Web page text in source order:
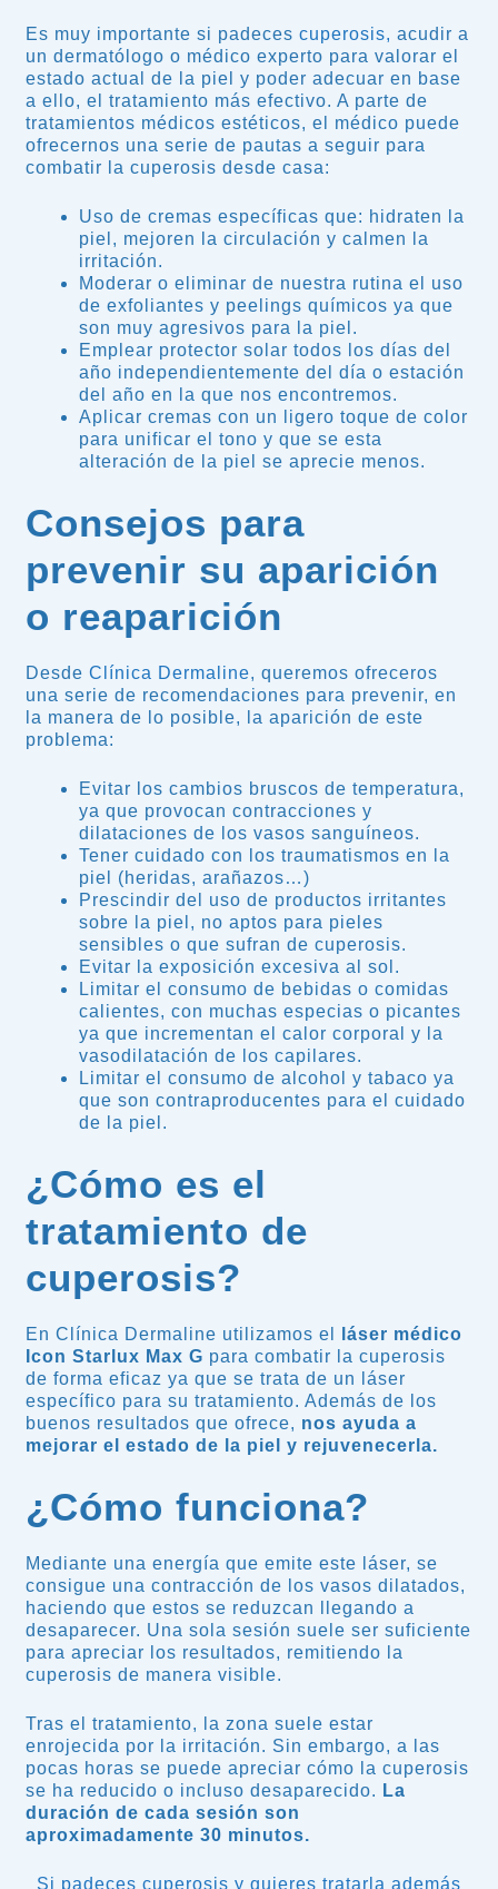
Es muy importante si padecescuperosis, acudir a
un dermatólogo o médico experto para valorar el
estado actual de la piel y poder adecuar en base
a ello, el tratamiento más efectivo. A parte de
tratamientos médicos estéticos, el médico puede
ofrecernos una serie de pautas a seguir para
combatir la cuperosis desde casa:
Uso de cremas específicas que: hidraten la
piel, mejoren la circulación y calmen la
irritación.
Moderar o eliminar de nuestra rutina el uso
de exfoliantes y peelings químicos ya que
son muy agresivos para la piel.
Emplear protector solar todos los días del
año independientemente del día o estación
del año en la que nos encontremos.
Aplicar cremas con un ligero toque de color
para unificar el tono y que se esta
alteración de la piel se aprecie menos.
Consejos para
prevenir su aparición
o reaparición
DesdeClínica Dermaline, queremos ofreceros
una serie de recomendaciones para prevenir, en
la manera de lo posible, la aparición de este
problema:
Evitar los cambios bruscos de temperatura,
ya que provocan contracciones y
dilataciones de los vasos sanguíneos.
Tener cuidado con los traumatismos en la
piel (heridas, arañazos…)
Prescindir del uso de productos irritantes
sobre la piel, no aptos para pieles
sensibles o que sufran de cuperosis.
Evitar la exposición excesiva al sol.
Limitar el consumo de bebidas o comidas
calientes, con muchas especias o picantes
ya que incrementan el calor corporal y la
vasodilatación de los capilares.
Limitar el consumo de alcohol y tabaco ya
que son contraproducentes para el cuidado
de la piel.
¿Cómo es el
tratamiento de
cuperosis?
En Clínica Dermaline utilizamos el
láser médico
Icon Starlux Max G para combatir la cuperosis
de forma eficaz ya que se trata de un láser
específico para su tratamiento. Además de los
buenos resultados que ofrece, nos ayuda a
mejorar el estado de la piel y rejuvenecerla.
¿Cómo funciona?
Mediante una energía que emite este láser, se
consigue una contracción de los vasos dilatados,
haciendo que estos se reduzcan llegando a
desaparecer. Una sola sesión suele ser suficiente
para apreciar los resultados, remitiendo la
cuperosis de manera visible.
Tras el tratamiento, la zona suele estar
enrojecida por la irritación. Sin embargo, a las
pocas horas se puede apreciar cómo la cuperosis
se ha reducido o incluso desaparecido. La
duración de cada sesión son
aproximadamente 30 minutos.
Si padeces cuperosis y quieres tratarla además